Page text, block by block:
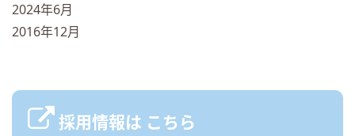
2024年6月
2016年12月
採用情報は こちら